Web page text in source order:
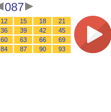
087
12 15 18
21
36 39 42
45
60 63 66
69
84 87 90 93